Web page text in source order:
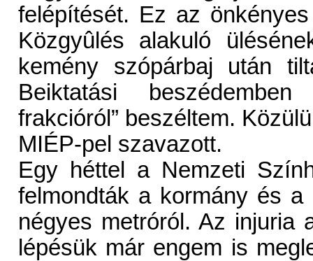
felépítését. Ez az
Közgyûlés alakuló
kemény szópárbaj után
Beiktatási
frakcióról” beszéltem.
MIÉP-pel szavazott.
Egy héttel a Nemzeti
felmondták a kormány és
négyes metróról. Az injuria
lépésük már engem is